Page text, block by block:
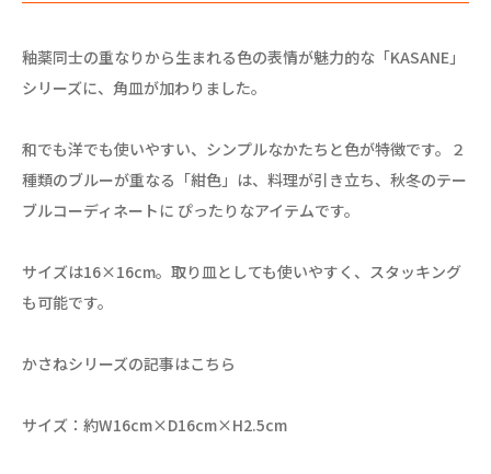
釉薬同士の重なりから生まれる色の表情が魅力的な「KASANE」
シリーズに、角皿が加わりました。
和でも洋でも使いやすい、シンプルなかたちと色が特徴です。２
種類のブルーが重なる「紺色」は、料理が引き立ち、秋冬のテー
ブルコーディネートに ぴったりなアイテムです。
サイズは16×16cm。取り皿としても使いやすく、スタッキング
も可能です。
かさねシリーズの記事はこちら
サイズ：約W16cm×D16cm×H2.5cm